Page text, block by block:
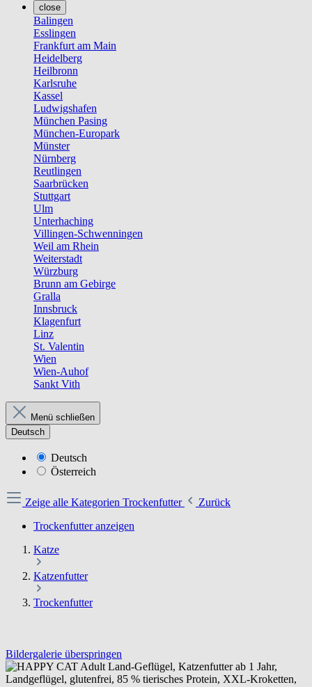
close
Balingen
Esslingen
Frankfurt am Main
Heidelberg
Heilbronn
Karlsruhe
Kassel
Ludwigshafen
München Pasing
München-Europark
Münster
Nürnberg
Reutlingen
Saarbrücken
Stuttgart
Ulm
Unterhaching
Villingen-Schwenningen
Weil am Rhein
Weiterstadt
Würzburg
Brunn am Gebirge
Gralla
Innsbruck
Klagenfurt
Linz
St. Valentin
Wien
Wien-Auhof
Sankt Vith
Menü schließen
Deutsch
Deutsch
Österreich
Zeige alle Kategorien Trockenfutter
Zurück
Trockenfutter anzeigen
Katze
Katzenfutter
Trockenfutter
Bildergalerie überspringen